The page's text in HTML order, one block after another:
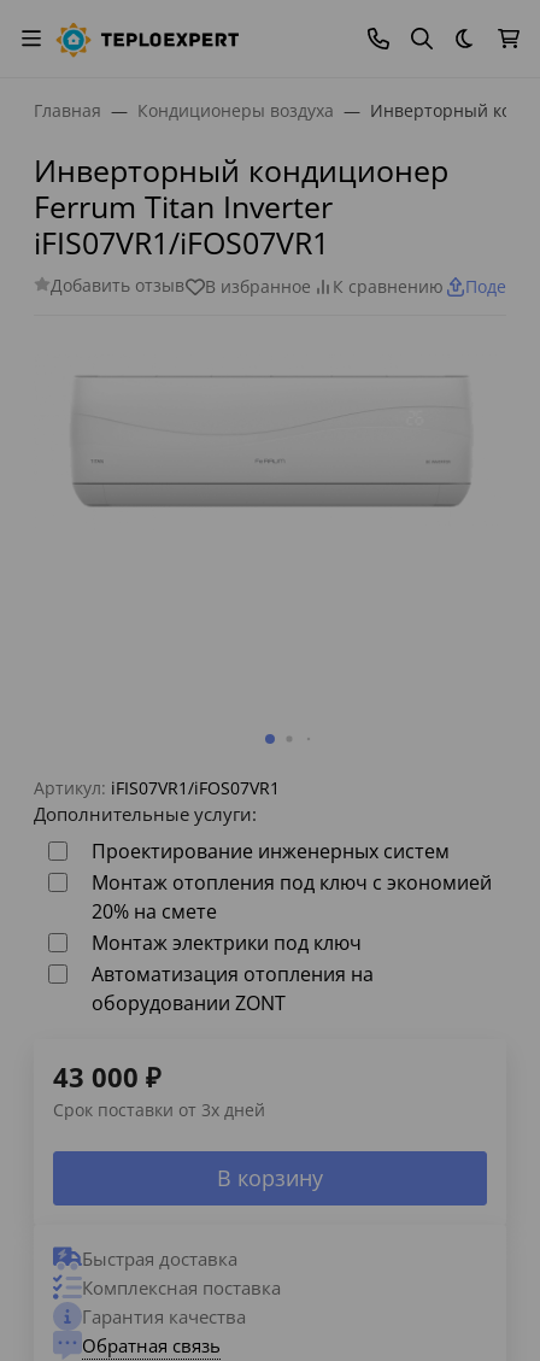
Темная
Главная Кондиционеры воздуха Инверторный
Инверторный кондиционер
Ferrum Titan Inverter
iFIS07VR1/iFOS07VR1
Добавить отзыв В избранное К сравнению
Артикул: iFIS07VR1/iFOS07VR1
Дополнительные услуги:
Проектирование инженерных систем
Монтаж отопления под ключ с экономией
20% на смете
Монтаж электрики под ключ
Автоматизация отопления на
оборудовании ZONT
43 000 ₽
Срок поставки от 3х дней
В корзину
Быстрая доставка
Комплексная поставка
Гарантия качества
Обратная связь